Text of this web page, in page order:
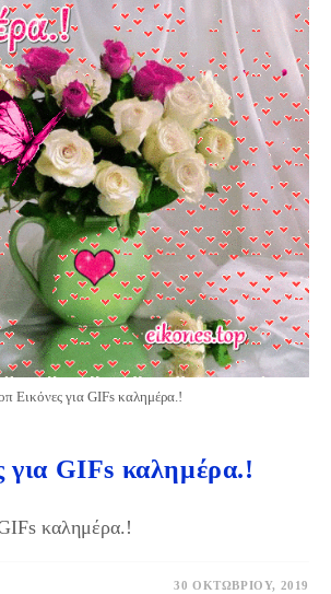
Εικόνες για GIFs καλημέρα.!
για GIFs καλημέρα.!
καλημέρα.!
30 ΟΚΤΩΒΡΊΟΥ, 2019